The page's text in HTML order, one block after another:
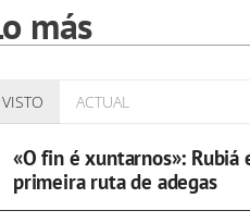
más
VISTO ACTUAL
«O fin é xuntarnos»: Rubiá
primeira ruta de adegas